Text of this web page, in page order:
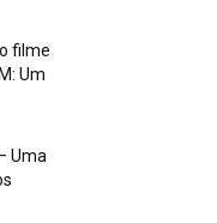
filme
Um
Uma